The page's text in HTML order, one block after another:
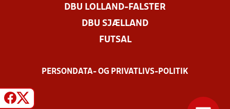
DBU LOLLAND-FALSTER
DBU SJÆLLAND
FUTSAL
PERSONDATA- OG PRIVATLIVS-POLITIK